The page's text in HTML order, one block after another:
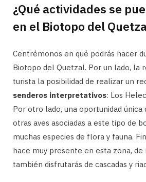
¿Qué actividades se
en el Biotopo del
Centrémonos en qué podrás hacer
Biotopo del Quetzal. Por un lado, la
turista la posibilidad de realizar un
senderos interpretativos: Los
Por otro lado, una oportunidad única
otras aves asociadas a este tipo de
muchas especies de flora y fauna.
hace muy presente en esta zona, de
también disfrutarás de cascadas y